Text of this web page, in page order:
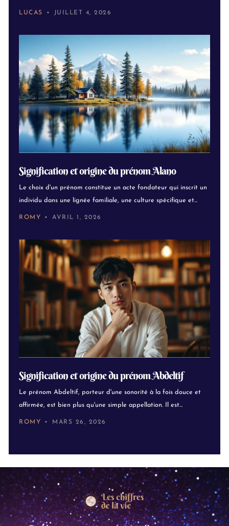
LUCAS JUILLET 4, 2026
Signification et origine du prénom Alano
Le choix d'un prénom constitue un acte fondateur qui inscrit un
individu dans une lignée familiale, une culture spécifique et...
ROMY AVRIL 1, 2026
Signification et origine du prénom Abdeltif
Le prénom Abdeltif, porteur d'une sonorité à la fois douce et
affirmée, est bien plus qu'une simple appellation. Il est...
ROMY MARS 26, 2026